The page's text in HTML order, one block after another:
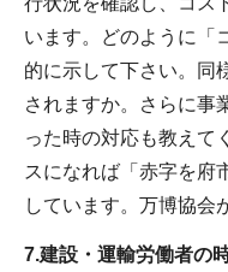
います。どのように「
的に示して下さい。同
されますか。さらに事
った時の対応も教えて
スになれば「赤字を府
しています。万博協会
7.建設・運輸労働者の